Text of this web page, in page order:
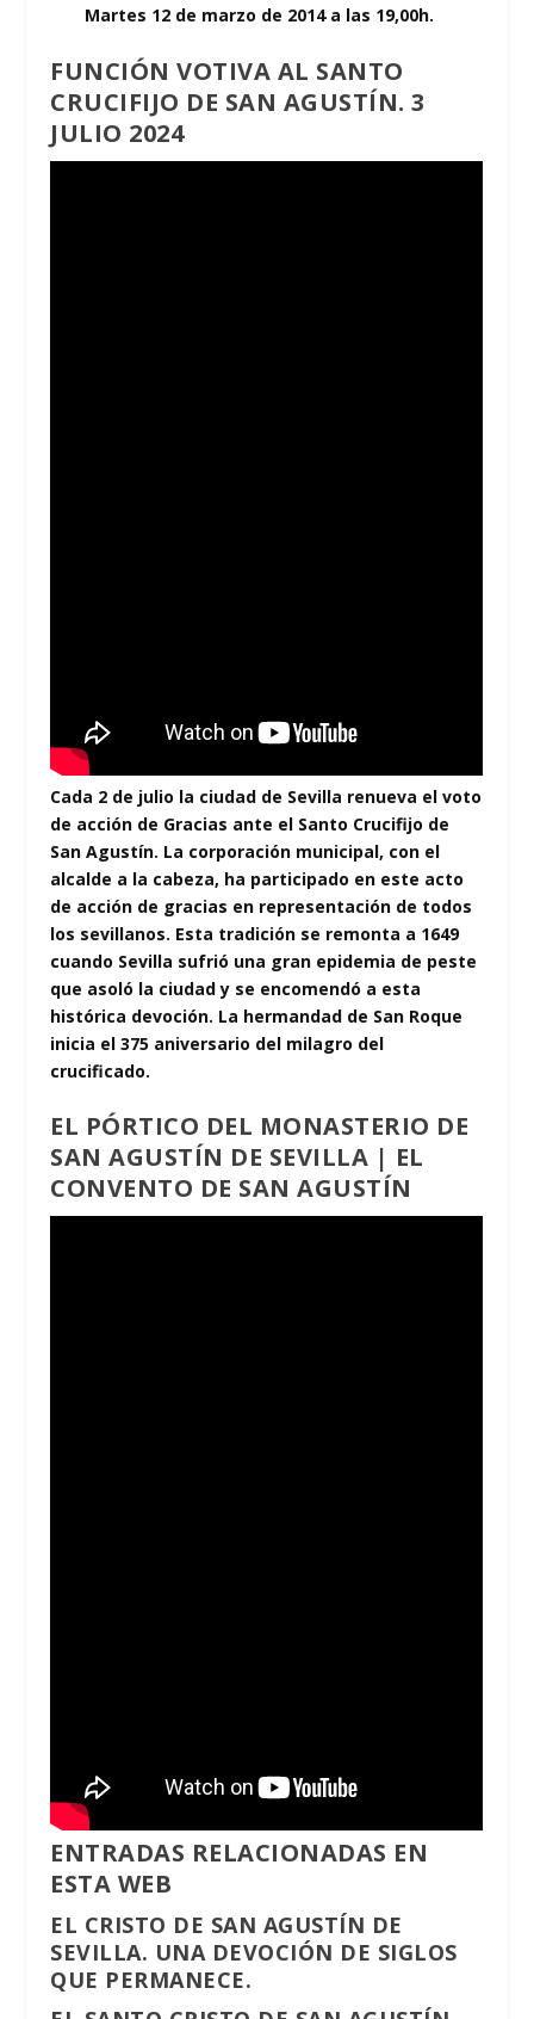
Martes 12 de marzo de 2014 a las 19,00h.
FUNCIÓN VOTIVA AL SANTO
CRUCIFIJO DE SAN AGUSTÍN. 3
JULIO 2024
Cada 2 de julio la ciudad de Sevilla renueva el voto
de acción de Gracias ante el Santo Crucifijo de
San Agustín. La corporación municipal, con el
alcalde a la cabeza, ha participado en este acto
de acción de gracias en representación de todos
los sevillanos. Esta tradición se remonta a 1649
cuando Sevilla sufrió una gran epidemia de peste
que asoló la ciudad y se encomendó a esta
histórica devoción. La hermandad de San Roque
inicia el 375 aniversario del milagro del
crucificado.
EL PÓRTICO DEL MONASTERIO DE
SAN AGUSTÍN DE SEVILLA | EL
CONVENTO DE SAN AGUSTÍN
ENTRADAS RELACIONADAS EN
ESTA WEB
EL CRISTO DE SAN AGUSTÍN DE
SEVILLA. UNA DEVOCIÓN DE SIGLOS
QUE PERMANECE.